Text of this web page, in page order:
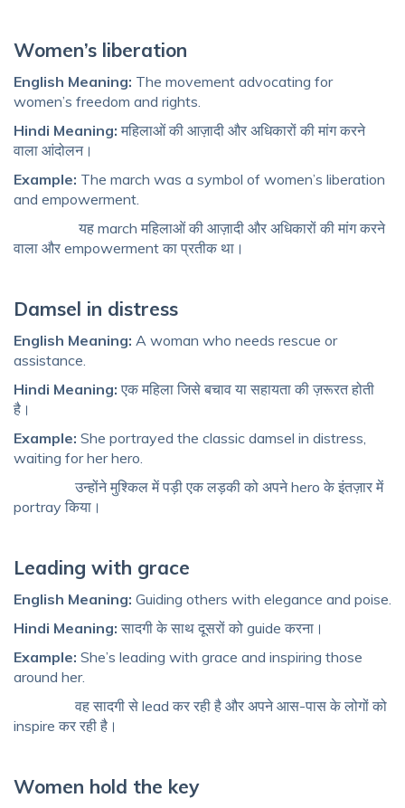
Women’s liberation
English Meaning: The movement advocating for
women’s freedom and rights.
Hindi Meaning: महिलाओं की आज़ादी और अधिकारों की मांग करने
वाला आंदोलन।
Example: The march was a symbol of women’s liberation
and empowerment.
यह march महिलाओं की आज़ादी और अधिकारों की मांग करने
वाला और empowerment का प्रतीक था।
Damsel in distress
English Meaning: A woman who needs rescue or
assistance.
Hindi Meaning: एक महिला जिसे बचाव या सहायता की ज़रूरत होती
है।
Example: She portrayed the classic damsel in distress,
waiting for her hero.
उन्होंने मुश्किल में पड़ी एक लड़की को अपने hero के इंतज़ार में
portray किया।
Leading with grace
English Meaning: Guiding others with elegance and poise.
Hindi Meaning: सादगी के साथ दूसरों को guide करना।
Example: She’s leading with grace and inspiring those
around her.
वह सादगी से lead कर रही है और अपने आस-पास के लोगों को
inspire कर रही है।
Women hold the key